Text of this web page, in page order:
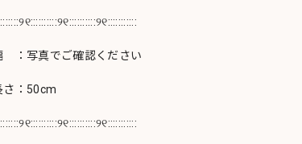
：写真でご確認ください
さ：50cm